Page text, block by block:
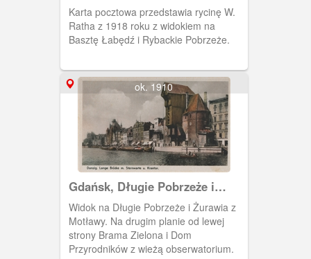
Karta pocztowa przedstawia rycinę W.
Ratha z 1918 roku z widokiem na
Basztę Łabędź i Rybackie Pobrzeże.
ok. 1910
Gdańsk, Długie Pobrzeże i
Żuraw
Widok na Długie Pobrzeże i Żurawia z
Motławy. Na drugim planie od lewej
strony Brama Zielona i Dom
Przyrodników z wieżą obserwatorium.